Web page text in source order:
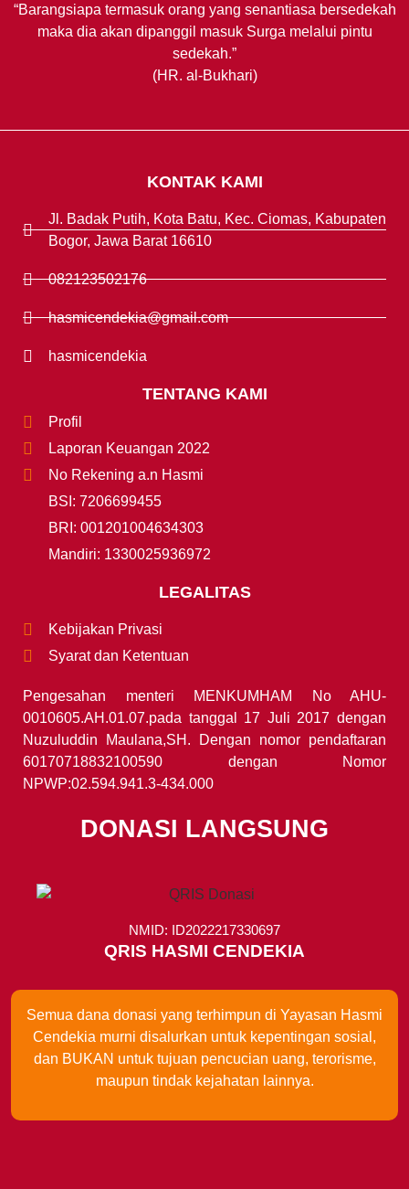
“Barangsiapa termasuk orang yang senantiasa bersedekah
maka dia akan dipanggil masuk Surga melalui pintu
sedekah.”
(HR. al-Bukhari)
KONTAK KAMI
Jl. Badak Putih, Kota Batu, Kec. Ciomas, Kabupaten
Bogor, Jawa Barat 16610
082123502176
hasmicendekia@gmail.com
hasmicendekia
TENTANG KAMI
Profil
Laporan Keuangan 2022
No Rekening a.n Hasmi
BSI: 7206699455
BRI: 001201004634303
Mandiri: 1330025936972
LEGALITAS
Kebijakan Privasi
Syarat dan Ketentuan
Pengesahan menteri MENKUMHAM No AHU-
0010605.AH.01.07.pada tanggal 17 Juli 2017 dengan
Nuzuluddin Maulana,SH. Dengan nomor pendaftaran
60170718832100590 dengan Nomor
NPWP:02.594.941.3-434.000
DONASI LANGSUNG
NMID: ID2022217330697
QRIS HASMI CENDEKIA
Semua dana donasi yang terhimpun di Yayasan Hasmi
Cendekia murni disalurkan untuk kepentingan sosial,
dan BUKAN untuk tujuan pencucian uang, terorisme,
maupun tindak kejahatan lainnya.